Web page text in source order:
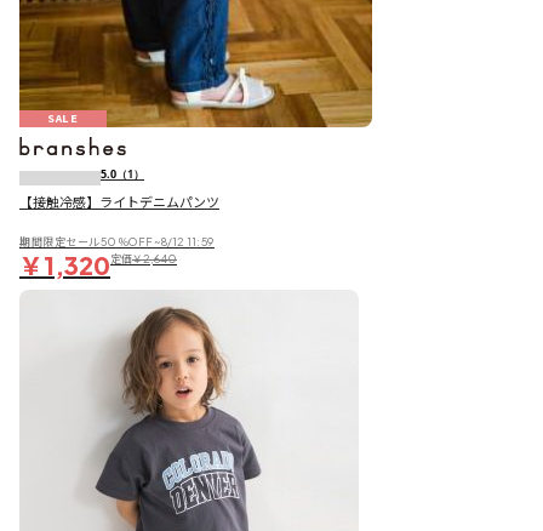
SALE
5.0 （1）
【接触冷感】ライトデニムパンツ
期間限定セール50％OFF~8/12 11:59
￥1,320定価￥2,640